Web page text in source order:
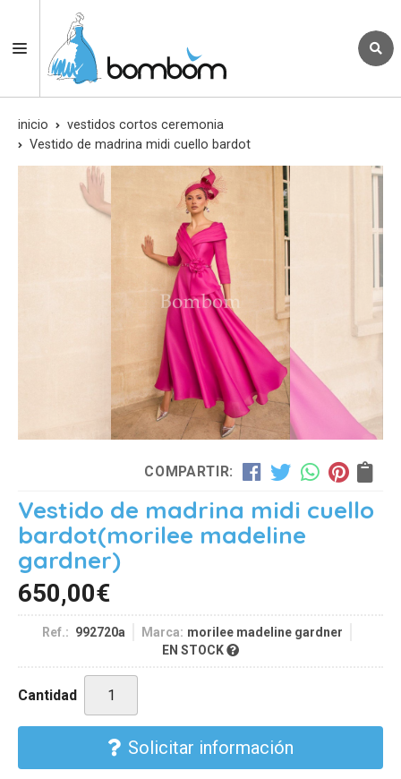
inicio
vestidos cortos ceremonia
Vestido de madrina midi cuello bardot
COMPARTIR:
Vestido de madrina midi cuello
bardot(morilee madeline
gardner)
650,00€
Ref.: 992720a Marca: morilee madeline gardner
EN STOCK
Cantidad
Solicitar información